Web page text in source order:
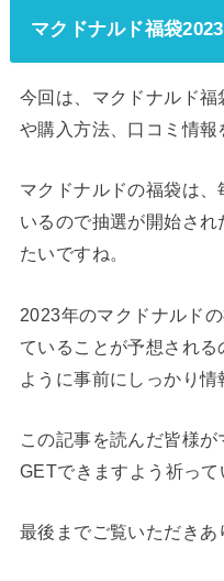
マクドナルド福袋
今回は、マクドナルド
や購入方法、口コミ情報
マクドナルドの福袋は
いるので抽選が開始さ
たいですね。
2023年のマクドナルド
ていることが予想され
ように事前にしっかり情
この記事を読んだ皆様
GETできますよう祈って
最後までご覧いただきあ